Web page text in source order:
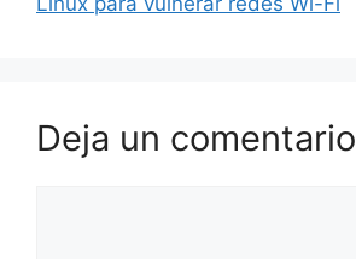
Deja un comentario